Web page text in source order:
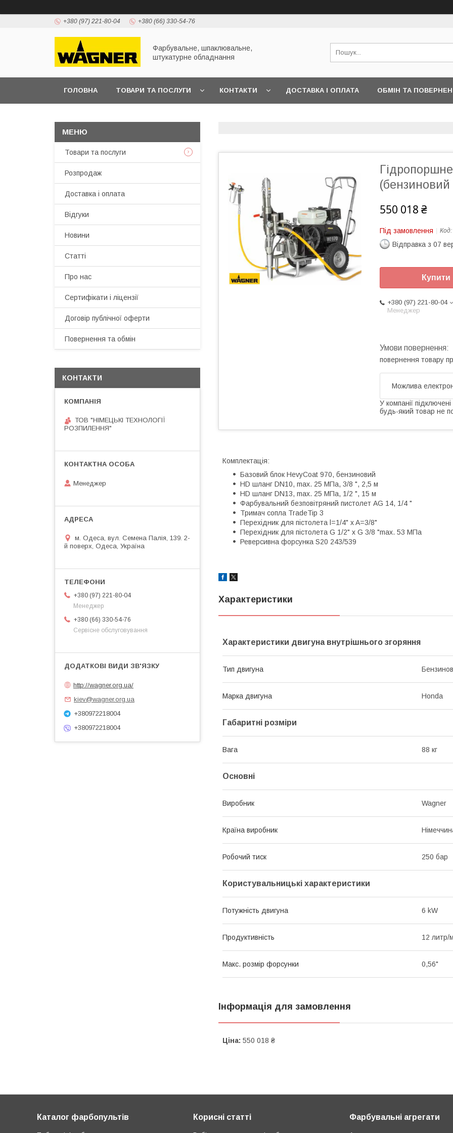
+380 (97) 221-80-04 +380 (66) 330-54-76
Фарбувальне, шпаклювальне,
штукатурне обладнання
ГОЛОВНА ТОВАРИ ТА ПОСЛУГИ КОНТАКТИ ДОСТАВКА І ОПЛАТА ОБМІН ТА
(бензиновий
550 018 ₴
Під замовлення Код:
Відправка з 07
Купити
+380 (97) 221-80-04
Менеджер
повернення товару
У компанії
будь-який товар не
Комплектація:
Базовий блок HevyCoat 970, бензиновий
HD шланг DN10, max. 25 MПа, 3/8 ", 2,5 м
HD шланг DN13, max. 25 MПа, 1/2 ", 15 м
Фарбувальний безповітряний пистолет AG 14, 1/4 "
Тримач сопла TradeTip 3
Перехідник для пістолета l=1/4" x A=3/8"
Перехідник для пістолета G 1/2" x G 3/8 "max. 53 MПа
Реверсивна форсунка S20 243/539
Характеристики
Характеристики двигуна внутрішнього згоряння
Тип двигуна
Марка двигуна Honda
Габаритні розміри
Вага 88 кг
Основні
Виробник Wagner
Країна виробник
Робочий тиск 250 бар
Користувальницькі характеристики
Потужність двигуна 6 kW
Продуктивність 12 литр/
Макс. розмір форсунки 0,56"
Інформація для замовлення
Ціна: 550 018 ₴
Товари та послуги
Розпродаж
Доставка і оплата
Відгуки
Новини
Статті
Про нас
Сертифікати і ліцензії
Договір публічної оферти
Повернення та обмін
КОНТАКТИ
ТОВ "НІМЕЦЬКІ ТЕХНОЛОГІЇ
РОЗПИЛЕННЯ"
Менеджер
м. Одеса, вул. Семена Палія, 139. 2-
й поверх, Одеса, Україна
+380 (97) 221-80-04
Менеджер
+380 (66) 330-54-76
Сервісне обслуговування
http://wagner.org.ua/
kiev@wagner.org.ua
+380972218004
+380972218004
Каталог фарбопультів Корисні статті Фарбувальні агрегати